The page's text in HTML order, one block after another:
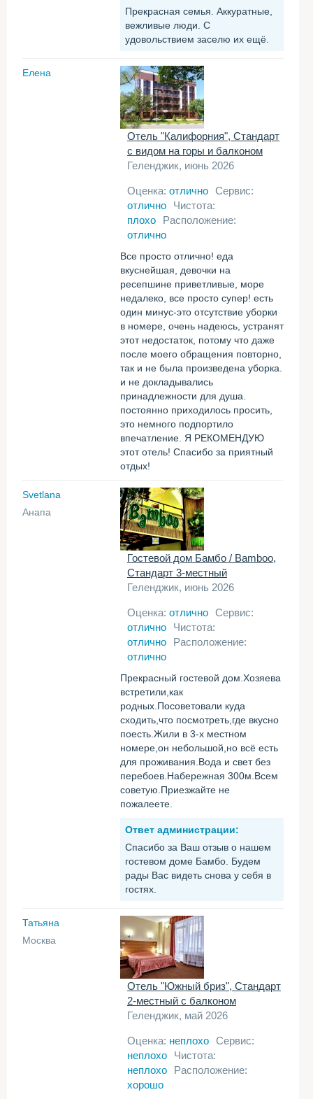
Прекрасная семья. Аккуратные,
вежливые люди. С
удовольствием заселю их ещё.
Елена
Отель "Калифорния", Стандарт
с видом на горы и балконом
Геленджик, июнь 2026
Оценка: отлично Сервис:
отлично
Чистота:
плохо
Расположение:
отлично
Все просто отлично! еда
вкуснейшая, девочки на
ресепшине приветливые, море
недалеко, все просто супер! есть
один минус-это отсутствие уборки
в номере, очень надеюсь, устранят
этот недостаток, потому что даже
после моего обращения повторно,
так и не была произведена уборка.
и не докладывались
принадлежности для душа.
постоянно приходилось просить,
это немного подпортило
впечатление. Я РЕКОМЕНДУЮ
этот отель! Спасибо за приятный
отдых!
Svetlana
Анапа
Гостевой дом Бамбо / Bamboo,
Стандарт 3-местный
Геленджик, июнь 2026
Оценка: отлично Сервис:
отлично
Чистота:
отлично
Расположение:
отлично
Прекрасный гостевой дом.Хозяева
встретили,как
родных.Посоветовали куда
сходить,что посмотреть,где вкусно
поесть.Жили в 3-х местном
номере,он небольшой,но всё есть
для проживания.Вода и свет без
перебоев.Набережная 300м.Всем
советую.Приезжайте не
пожалеете.
Ответ администрации:
Спасибо за Ваш отзыв о нашем
гостевом доме Бамбо. Будем
рады Вас видеть снова у себя в
гостях.
Татьяна
Москва
Отель "Южный бриз", Стандарт
2-местный с балконом
Геленджик, май 2026
Оценка: неплохо Сервис:
неплохо
Чистота:
неплохо
Расположение:
хорошо